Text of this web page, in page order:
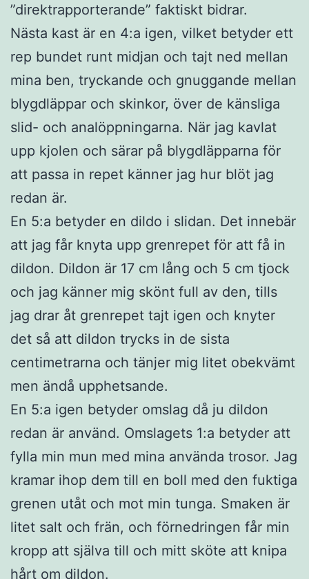
”direktrapporterande” faktiskt bidrar.
Nästa kast är en 4:a igen, vilket betyder ett
rep bundet runt midjan och tajt ned mellan
mina ben, tryckande och gnuggande mellan
blygdläppar och skinkor, över de känsliga
slid- och analöppningarna. När jag kavlat
upp kjolen och särar på blygdläpparna för
att passa in repet känner jag hur blöt jag
redan är.
En 5:a betyder en dildo i slidan. Det innebär
att jag får knyta upp grenrepet för att få in
dildon. Dildon är 17 cm lång och 5 cm tjock
och jag känner mig skönt full av den, tills
jag drar åt grenrepet tajt igen och knyter
det så att dildon trycks in de sista
centimetrarna och tänjer mig litet obekvämt
men ändå upphetsande.
En 5:a igen betyder omslag då ju dildon
redan är använd. Omslagets 1:a betyder att
fylla min mun med mina använda trosor. Jag
kramar ihop dem till en boll med den fuktiga
grenen utåt och mot min tunga. Smaken är
litet salt och frän, och förnedringen får min
kropp att själva till och mitt sköte att knipa
hårt om dildon.